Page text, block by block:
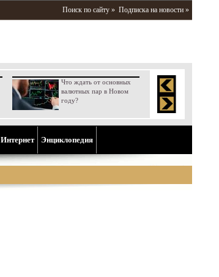
Поиск по сайту » Подписка на новости »
Что ждать от основных
валютных пар в Новом
году?
Интернет Энциклопедия